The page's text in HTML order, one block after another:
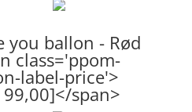
you ballon - Rød
class='ppom-
label-price'>
span>